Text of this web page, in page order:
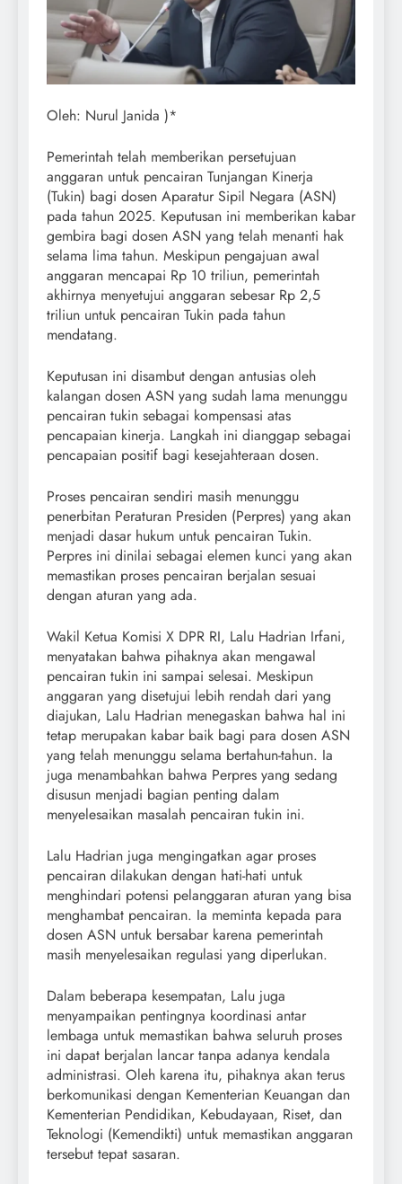
Oleh: Nurul Janida )*
Pemerintah telah memberikan persetujuan
anggaran untuk pencairan Tunjangan Kinerja
(Tukin) bagi dosen Aparatur Sipil Negara (ASN)
pada tahun 2025. Keputusan ini memberikan kabar
gembira bagi dosen ASN yang telah menanti hak
selama lima tahun. Meskipun pengajuan awal
anggaran mencapai Rp 10 triliun, pemerintah
akhirnya menyetujui anggaran sebesar Rp 2,5
triliun untuk pencairan Tukin pada tahun
mendatang.
Keputusan ini disambut dengan antusias oleh
kalangan dosen ASN yang sudah lama menunggu
pencairan tukin sebagai kompensasi atas
pencapaian kinerja. Langkah ini dianggap sebagai
pencapaian positif bagi kesejahteraan dosen.
Proses pencairan sendiri masih menunggu
penerbitan Peraturan Presiden (Perpres) yang akan
menjadi dasar hukum untuk pencairan Tukin.
Perpres ini dinilai sebagai elemen kunci yang akan
memastikan proses pencairan berjalan sesuai
dengan aturan yang ada.
Wakil Ketua Komisi X DPR RI, Lalu Hadrian Irfani,
menyatakan bahwa pihaknya akan mengawal
pencairan tukin ini sampai selesai. Meskipun
anggaran yang disetujui lebih rendah dari yang
diajukan, Lalu Hadrian menegaskan bahwa hal ini
tetap merupakan kabar baik bagi para dosen ASN
yang telah menunggu selama bertahun-tahun. Ia
juga menambahkan bahwa Perpres yang sedang
disusun menjadi bagian penting dalam
menyelesaikan masalah pencairan tukin ini.
Lalu Hadrian juga mengingatkan agar proses
pencairan dilakukan dengan hati-hati untuk
menghindari potensi pelanggaran aturan yang bisa
menghambat pencairan. Ia meminta kepada para
dosen ASN untuk bersabar karena pemerintah
masih menyelesaikan regulasi yang diperlukan.
Dalam beberapa kesempatan, Lalu juga
menyampaikan pentingnya koordinasi antar
lembaga untuk memastikan bahwa seluruh proses
ini dapat berjalan lancar tanpa adanya kendala
administrasi. Oleh karena itu, pihaknya akan terus
berkomunikasi dengan Kementerian Keuangan dan
Kementerian Pendidikan, Kebudayaan, Riset, dan
Teknologi (Kemendikti) untuk memastikan anggaran
tersebut tepat sasaran.